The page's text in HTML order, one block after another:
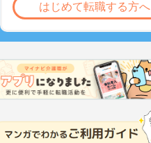
はじめて転職する方へ